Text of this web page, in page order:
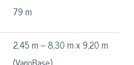
79 m
2,45 m – 8,30 m x 9,20 m